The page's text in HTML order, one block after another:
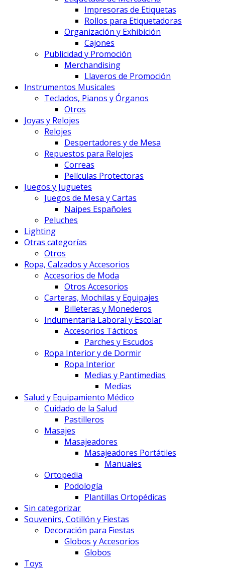
Impresoras de Etiquetas
Rollos para Etiquetadoras
Organización y Exhibición
Cajones
Publicidad y Promoción
Merchandising
Llaveros de Promoción
Instrumentos Musicales
Teclados, Pianos y Órganos
Otros
Joyas y Relojes
Relojes
Despertadores y de Mesa
Repuestos para Relojes
Correas
Películas Protectoras
Juegos y Juguetes
Juegos de Mesa y Cartas
Naipes Españoles
Peluches
Lighting
Otras categorías
Otros
Ropa, Calzados y Accesorios
Accesorios de Moda
Otros Accesorios
Carteras, Mochilas y Equipajes
Billeteras y Monederos
Indumentaria Laboral y Escolar
Accesorios Tácticos
Parches y Escudos
Ropa Interior y de Dormir
Ropa Interior
Medias y Pantimedias
Medias
Salud y Equipamiento Médico
Cuidado de la Salud
Pastilleros
Masajes
Masajeadores
Masajeadores Portátiles
Manuales
Ortopedia
Podología
Plantillas Ortopédicas
Sin categorizar
Souvenirs, Cotillón y Fiestas
Decoración para Fiestas
Globos y Accesorios
Globos
Toys